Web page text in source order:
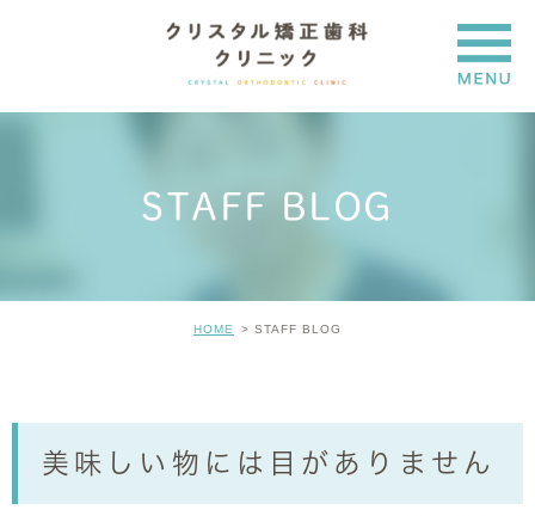
STAFF BLOG
HOME STAFF BLOG
美味しい物には目がありません